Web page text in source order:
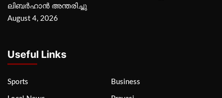
ലിബര്‍ഹാന്‍ അന്തരിച്ചു
August 4, 2026
Useful Links
Sports Business